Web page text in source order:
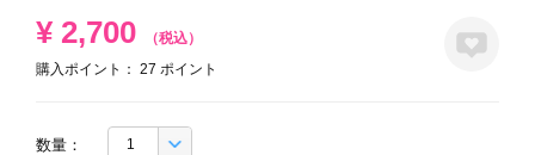
¥ 2,700
（税込）
購入ポイント： 27 ポイント
数量：